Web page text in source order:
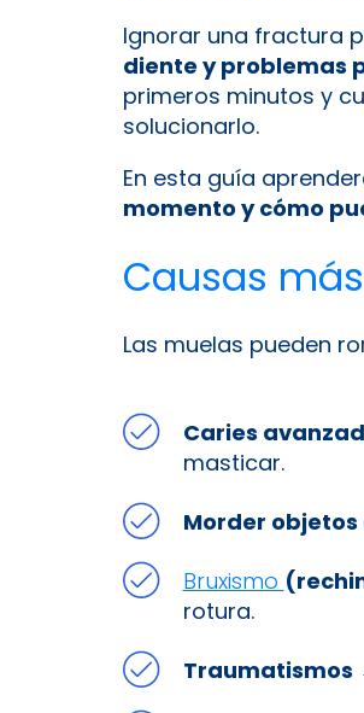
Ignorar una fractura
diente y problemas
primeros minutos y
solucionarlo.
En esta guía
momento y cómo
Causas
Las muelas pueden
Caries
masticar.
Morder objetos
Bruxismo
rotura.
Traumatismos